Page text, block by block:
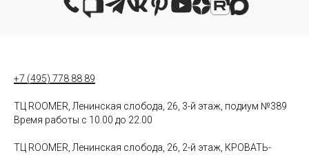
+7 (495) 778 88 89
ТЦ ROOMER, Ленинская слобода, 26, 3-й этаж, подиум №389
Время работы с 10.00 до 22.00
ТЦ ROOMER, Ленинская слобода, 26, 2-й этаж, КРОВАТЬ-